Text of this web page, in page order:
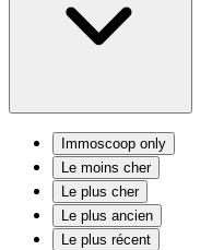
Immoscoop only
Le moins cher
Le plus cher
Le plus ancien
Le plus récent